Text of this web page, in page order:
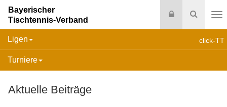
Suche
Login
Bayerischer
Tischtennis-Verband
click-TT
Ligen
Turniere
Aktuelle Beiträge